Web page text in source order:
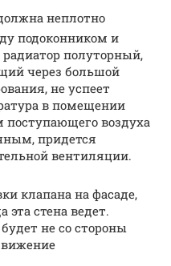
неплотно
подоконником и
полуторный,
через большой
не успеет
в помещении
поступающего воздуха
придется
вентиляции.
клапана на фасаде,
эта стена ведет.
не со стороны